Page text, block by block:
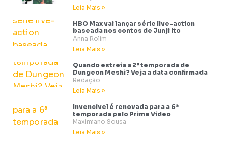
Leia Mais »
HBO Max vai lançar série live-action
baseada nos contos de Junji Ito
Anna Rolim
Leia Mais »
Quando estreia a 2ª temporada de
Dungeon Meshi? Veja a data confirmada
Redação
Leia Mais »
Invencível é renovada para a 6ª
temporada pelo Prime Video
Maximiano Sousa
Leia Mais »